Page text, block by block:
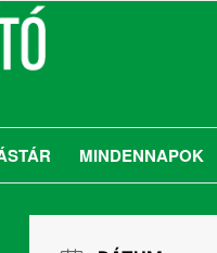
MINDENNAPOK